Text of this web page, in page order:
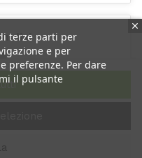
terze parti per
e per
preferenze. Per dare
il pulsante
Sì